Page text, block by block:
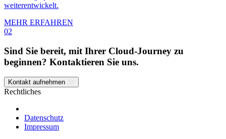
weiterentwickelt.
MEHR ERFAHREN
02
Sind Sie bereit, mit Ihrer Cloud-Journey zu
beginnen? Kontaktieren Sie uns.
Kontakt aufnehmen
Rechtliches
Datenschutz
Impressum